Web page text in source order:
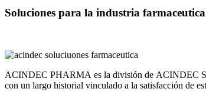
Soluciones para la industria farmaceutica
ACINDEC PHARMA es la división de ACINDEC
con un largo historial vinculado a la satisfacción de